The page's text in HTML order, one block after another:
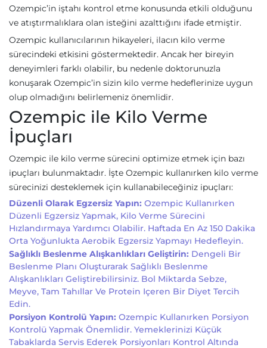
Ozempic’in iştahı kontrol etme konusunda etkili olduğunu
ve atıştırmalıklara olan isteğini azalttığını ifade etmiştir.
Ozempic kullanıcılarının hikayeleri, ilacın kilo verme
sürecindeki etkisini göstermektedir. Ancak her bireyin
deneyimleri farklı olabilir, bu nedenle doktorunuzla
konuşarak Ozempic’in sizin kilo verme hedeflerinize uygun
olup olmadığını belirlemeniz önemlidir.
Ozempic ile Kilo Verme
İpuçları
Ozempic ile kilo verme sürecini optimize etmek için bazı
ipuçları bulunmaktadır. İşte Ozempic kullanırken kilo verme
sürecinizi desteklemek için kullanabileceğiniz ipuçları:
Düzenli Olarak Egzersiz Yapın: Ozempic Kullanırken
Düzenli Egzersiz Yapmak, Kilo Verme Sürecini
Hızlandırmaya Yardımcı Olabilir. Haftada En Az 150 Dakika
Orta Yoğunlukta Aerobik Egzersiz Yapmayı Hedefleyin.
Sağlıklı Beslenme Alışkanlıkları Geliştirin: Dengeli Bir
Beslenme Planı Oluşturarak Sağlıklı Beslenme
Alışkanlıkları Geliştirebilirsiniz. Bol Miktarda Sebze,
Meyve, Tam Tahıllar Ve Protein Içeren Bir Diyet Tercih
Edin.
Porsiyon Kontrolü Yapın: Ozempic Kullanırken Porsiyon
Kontrolü Yapmak Önemlidir. Yemeklerinizi Küçük
Tabaklarda Servis Ederek Porsiyonları Kontrol Altında